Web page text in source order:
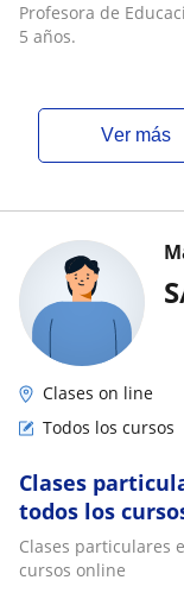
Profesora de
5 años.
ver más
Clases on line
Todos los cursos
Clases
todos los
Clases particulares
cursos online